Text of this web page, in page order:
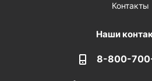
Контакты
Наши
8-800-